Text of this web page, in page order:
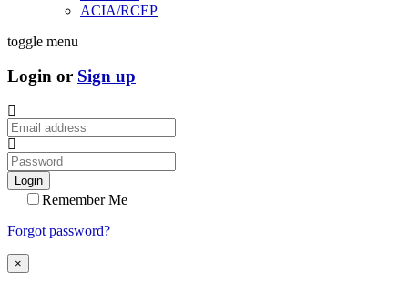
ACIA/RCEP
toggle menu
Login or Sign up
Login
Remember Me
Forgot password?
×